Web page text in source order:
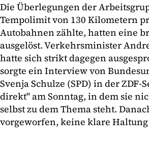
Die Überlegungen der
Tempolimit von 130 Kilometern
Autobahnen zählte, hatten eine
ausgelöst. Verkehrsminister
hatte sich strikt dagegen
sorgte ein Interview von
Svenja Schulze (SPD) in der ZDF-
direkt" am Sonntag, in dem sie
selbst zu dem Thema steht.
vorgeworfen, keine klare